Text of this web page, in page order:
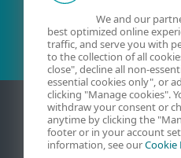
We and our
best optimized online
traffic, and serve you with
to the collection of all
close", decline all non-
essential cookies only", or
clicking "Manage cookies".
withdraw your consent or
anytime by clicking the
footer or in your account
information, see ourCookie